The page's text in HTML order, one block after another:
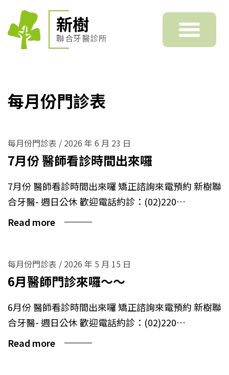
新樹
聯合牙醫診所
每月份門診表
每月份門診表 / 2026 年 6 月 23 日
7月份 醫師看診時間出來囉
7月份 醫師看診時間出來囉 矯正諮詢來電預約 新樹聯
合牙醫- 週日公休 歡迎電話約診：(02)220…
Read more
每月份門診表 / 2026 年 5 月 15 日
6月醫師門診來囉～～
6月份 醫師看診時間出來囉 矯正諮詢來電預約 新樹聯
合牙醫- 週日公休 歡迎電話約診：(02)220…
Read more